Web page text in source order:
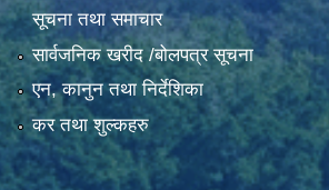
सूचना तथा समाचार
सार्वजनिक खरीद /बोलपत्र सूचना
एन, कानुन तथा निर्देशिका
कर तथा शुल्कहरु